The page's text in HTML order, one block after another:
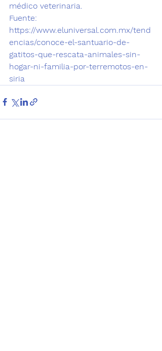
médico veterinaria.
Fuente:
https://www.eluniversal.com.mx/tend
encias/conoce-el-santuario-de-
gatitos-que-rescata-animales-sin-
hogar-ni-familia-por-terremotos-en-
siria